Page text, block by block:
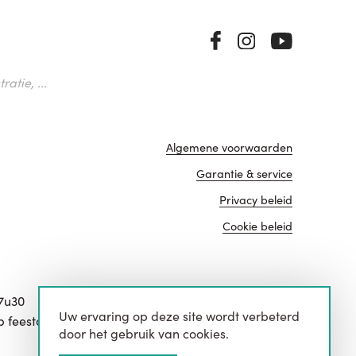
...
feestdagen.
Algemene voorwaarden
Garantie & service
Privacy beleid
Cookie beleid
website door
Uw ervaring op deze site wordt verbeterd
door het gebruik van cookies.